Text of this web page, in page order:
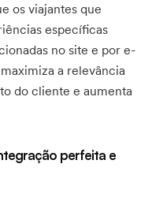
os viajantes que
específicas
no site e por e-
a relevância
do cliente e aumenta
perfeita e